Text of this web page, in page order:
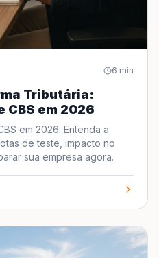
6 min
Tributária:
CBS em 2026
em 2026. Entenda a
de teste, impacto no
sua empresa agora.